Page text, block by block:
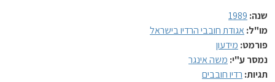
שנה: 1989
מו"ל: אגודת חובבי הרדיו בישראל
פורמט: מידעון
נמסר ע"י: משה אינגר
תגיות: רדיו חובבים